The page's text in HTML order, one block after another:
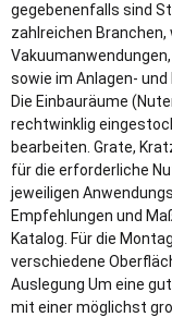
gegebenenfalls sind
zahlreichen Branchen,
sowie im Anlagen-
Die Einbauräume
rechtwinklig
bearbeiten. Grate,
für die erforderliche
jeweiligen
Empfehlungen und
Katalog. Für die
verschiedene
Auslegung Um eine
mit einer möglichst